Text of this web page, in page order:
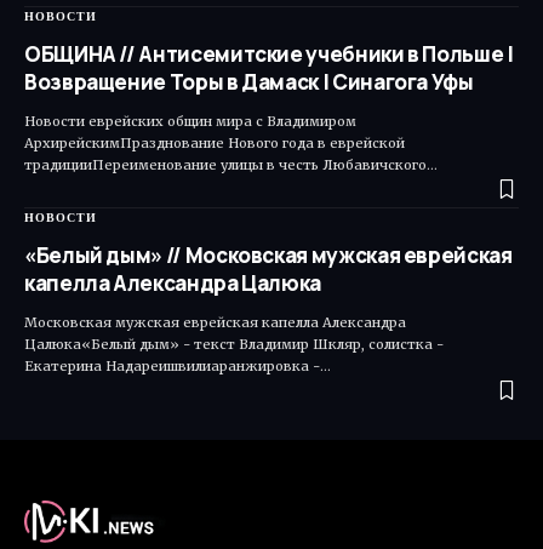
НОВОСТИ
ОБЩИНА // Антисемитские учебники в Польше |
Возвращение Торы в Дамаск | Синагога Уфы
Новости еврейских общин мира с Владимиром
АрхирейскимПразднование Нового года в еврейской
традицииПереименование улицы в честь Любавичского…
НОВОСТИ
«Белый дым» // Московская мужская еврейская
капелла Александра Цалюка
Московская мужская еврейская капелла Александра
Цалюка«Белый дым» - текст Владимир Шкляр, солистка -
Екатерина Надареишвилиаранжировка -…